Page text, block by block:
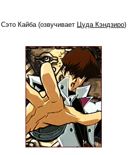
Сэто Кайба (озвучивает Цуда Кэндзиро)